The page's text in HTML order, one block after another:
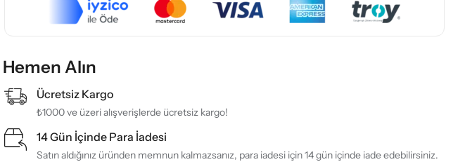
Hemen Alın
Ücretsiz Kargo
₺1000 ve üzeri alışverişlerde ücretsiz kargo!
14 Gün İçinde Para İadesi
Satın aldığınız üründen memnun kalmazsanız, para iadesi için 14 gün içinde iade edebilirsiniz.